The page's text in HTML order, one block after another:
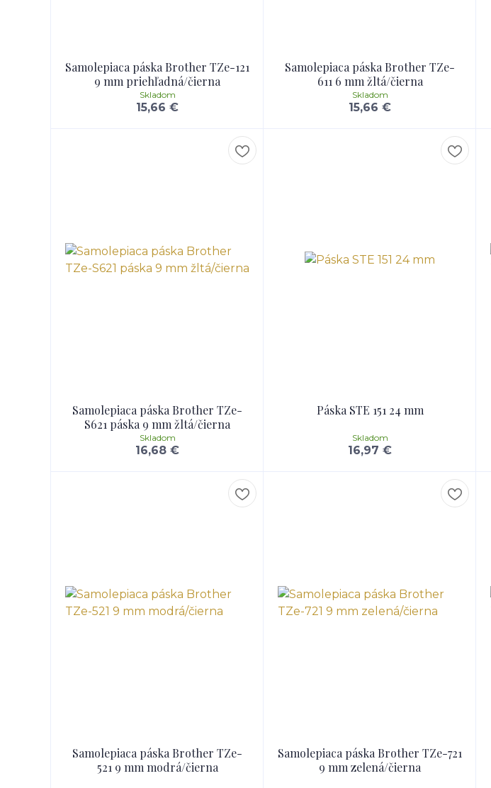
Samolepiaca páska Brother TZe-121
9 mm priehľadná/čierna
15,66 €
Skladom
Samolepiaca páska Brother TZe-
611 6 mm žltá/čierna
15,66 €
Skladom
Samolepiaca páska Brother TZe-
S621 páska 9 mm žltá/čierna
16,68 €
Skladom
Páska STE 151 24 mm
16,97 €
Skladom
Samolepiaca páska Brother TZe-
521 9 mm modrá/čierna
Samolepiaca páska Brother TZe-721
9 mm zelená/čierna